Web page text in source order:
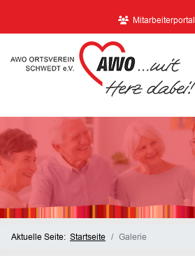
Mitarbeiterportal
Aktuelle Seite: Startseite Galerie